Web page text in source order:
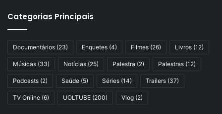
Categorias Principais
Documentários (23) Enquetes (4) Filmes (26) Livros (12)
Músicas (33) Notícias (25) Palestra (2) Palestras (12)
Podcasts (2) Saúde (5) Séries (14) Trailers (37)
TV Online (6) UOLTUBE (200) Vlog (2)